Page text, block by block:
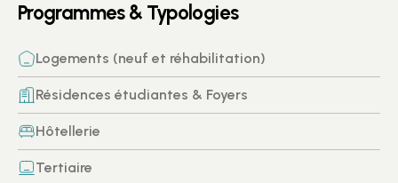
Programmes & Typologies
Logements (neuf et réhabilitation)
Résidences étudiantes & Foyers
Hôtellerie
Tertiaire